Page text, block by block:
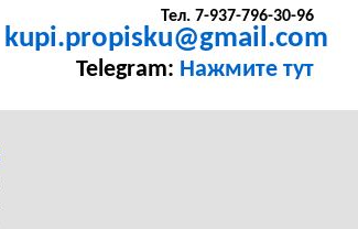
Тел. 7-937-796-30-96
kupi.propisku@gmail.com
Telegram: Нажмите тут